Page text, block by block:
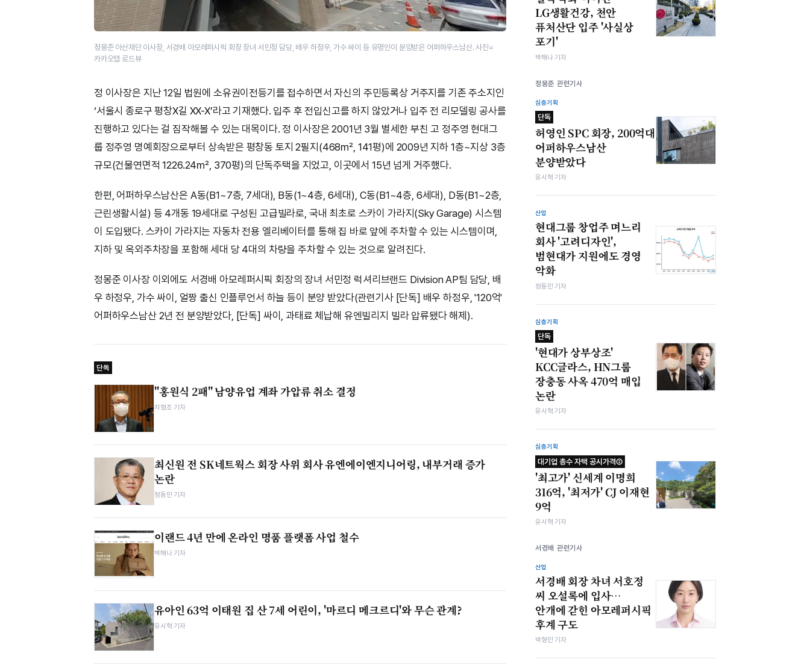
정몽준 아산재단 이사장, 서경배 아모레퍼시픽 회장 장녀 서민정 담당, 배우 하정우, 가수 싸이 등 유명인이 분양받은 어퍼하우스남산. 사진=
카카오맵 로드뷰
정 이사장은 지난 12일 법원에 소유권이전등기를 접수하면서 자신의 주민등록상 거주지를 기존 주소지인
‘서울시 종로구 평창X길 XX-X’라고 기재했다. 입주 후 전입신고를 하지 않았거나 입주 전 리모델링 공사를
진행하고 있다는 걸 짐작해볼 수 있는 대목이다. 정 이사장은 2001년 3월 별세한 부친 고 정주영 현대그
룹 정주영 명예회장으로부터 상속받은 평창동 토지 2필지(468㎡, 141평)에 2009년 지하 1층~지상 3층
규모(건물연면적 1226.24㎡, 370평)의 단독주택을 지었고, 이곳에서 15년 넘게 거주했다.
한편, 어퍼하우스남산은 A동(B1~7층, 7세대), B동(1~4층, 6세대), C동(B1~4층, 6세대), D동(B1~2층,
근린생활시설) 등 4개동 19세대로 구성된 고급빌라로, 국내 최초로 스카이 가라지(Sky Garage) 시스템
이 도입됐다. 스카이 가라지는 자동차 전용 엘리베이터를 통해 집 바로 앞에 주차할 수 있는 시스템이며,
지하 및 옥외주차장을 포함해 세대 당 4대의 차량을 주차할 수 있는 것으로 알려진다.
정몽준 이사장 이외에도 서경배 아모레퍼시픽 회장의 장녀 서민정 럭셔리브랜드 Division AP팀 담당, 배
우 하정우, 가수 싸이, 얼짱 출신 인플루언서 하늘 등이 분양 받았다(관련기사 [단독] 배우 하정우, '120억'
어퍼하우스남산 2년 전 분양받았다, [단독] 싸이, 과태료 체납해 유엔빌리지 빌라 압류됐다 해제).
단독
"홍원식 2패" 남양유업 계좌 가압류 취소 결정
차형조 기자
최신원 전 SK네트웍스 회장 사위 회사 유엔에이엔지니어링, 내부거래 증가
논란
정동민 기자
이랜드 4년 만에 온라인 명품 플랫폼 사업 철수
박해나 기자
유아인 63억 이태원 집 산 7세 어린이, '마르디 메크르디'와 무슨 관계?
유시혁 기자
LG생활건강, 천안
퓨처산단 입주 '사실상
포기'
박해나 기자
정몽준 관련기사
심층기획
단독
허영인 SPC 회장, 200억대
어퍼하우스남산
분양받았다
유시혁 기자
산업
현대그룹 창업주 며느리
회사 '고려디자인',
범현대가 지원에도 경영
악화
정동민 기자
심층기획
단독
'현대가 상부상조'
KCC글라스, HN그룹
장충동 사옥 470억 매입
논란
유시혁 기자
심층기획
대기업 총수 자택 공시가격②
'최고가' 신세계 이명희
316억, '최저가' CJ 이재현
9억
유시혁 기자
서경배 관련기사
산업
서경배 회장 차녀 서호정
씨 오설록에 입사…
안개에 갇힌 아모레퍼시픽
후계 구도
박형민 기자